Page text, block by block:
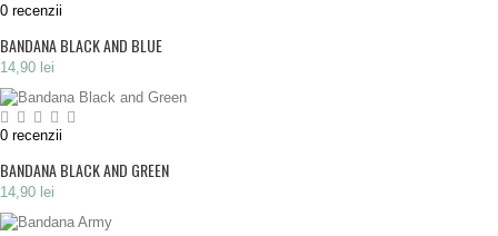
0 recenzii
BANDANA BLACK AND BLUE
14,90 lei
0 recenzii
BANDANA BLACK AND GREEN
14,90 lei